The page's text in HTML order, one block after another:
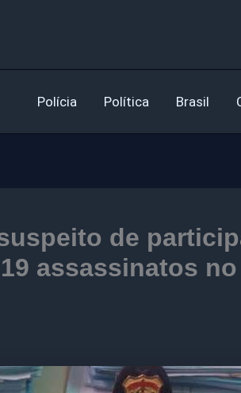
Polícia Política Brasil
de
assassinatos no